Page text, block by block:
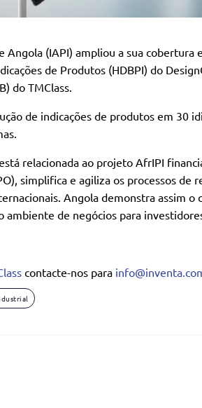
(IAPI) ampliou a sua
de Produtos (HDBPI) do
do TMClass.
de indicações de produtos em 30
relacionada ao projeto AfrIPI
simplifica e agiliza os processos
Angola demonstra assim
de negócios para
contacte-nos para